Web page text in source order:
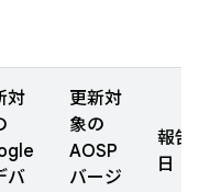
対
バ
更新対
象の
AOSP
バージ
報告
日